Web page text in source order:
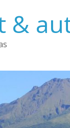
&